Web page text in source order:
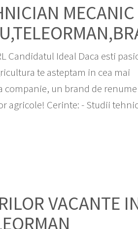
MECANIC
Candidatul Ideal Daca esti
te asteptam in cea mai
companie, un brand de
agricole! Cerinte: - Studii
VACANTE